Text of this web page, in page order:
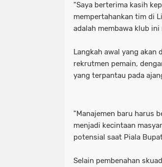
"Saya berterima kasih
mempertahankan tim di
adalah membawa klub ini
Langkah awal yang akan
rekrutmen pemain,
yang terpantau pada
"Manajemen baru harus
menjadi kecintaan
potensial saat Piala
Selain pembenahan